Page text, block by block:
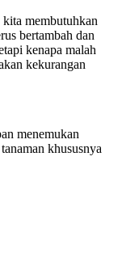
membutuhkan
bertambah dan
kenapa malah
kekurangan
menemukan
khususnya